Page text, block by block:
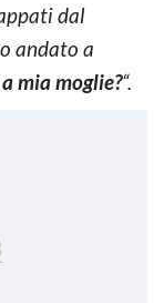
dal
andato a
mia moglie?“.